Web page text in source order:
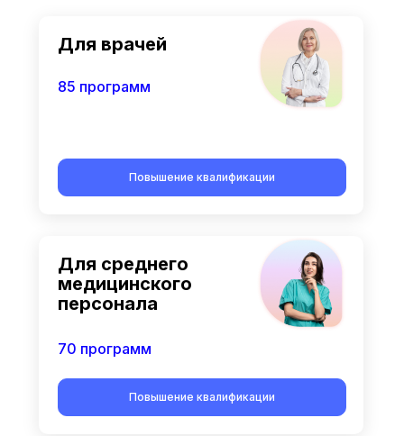
Для врачей
85 программ
Для среднего
медицинского
персонала
70 программ
Повышение квалификации
Повышение квалификации